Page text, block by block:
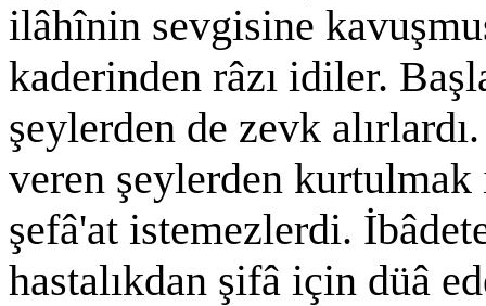
ilâhînin sevgisine
kaderinden râzı idiler.
şeylerden de zevk
veren şeylerden
şefâ'at istemezlerdi.
hastalıkdan şifâ için düâ